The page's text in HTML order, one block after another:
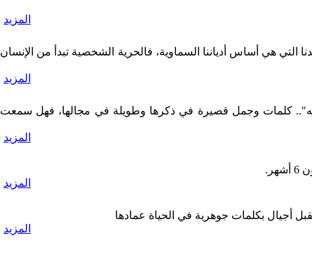
المزيد
هي أساس أدياننا السماوية، فالحرية الشخصية تبدأ من الإنسان
المزيد
كلمات وجمل قصيرة في ذكرها وطويلة في مجالها، فهل سمعت
المزيد
المزيد
أجيال بكلمات جوهرية في الحياة عمادها
المزيد